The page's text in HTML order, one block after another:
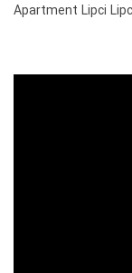
Apartment Lipci